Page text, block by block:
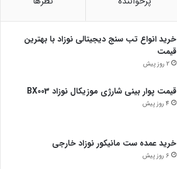
خرید انواع تب سنج دیجیتالی نوزاد با بهترین
قیمت
2 روز پیش
قیمت پوار بینی شارژی موزیکال نوزاد BX003
4 روز پیش
خرید عمده ست مانیکور نوزاد خارجی
6 روز پیش